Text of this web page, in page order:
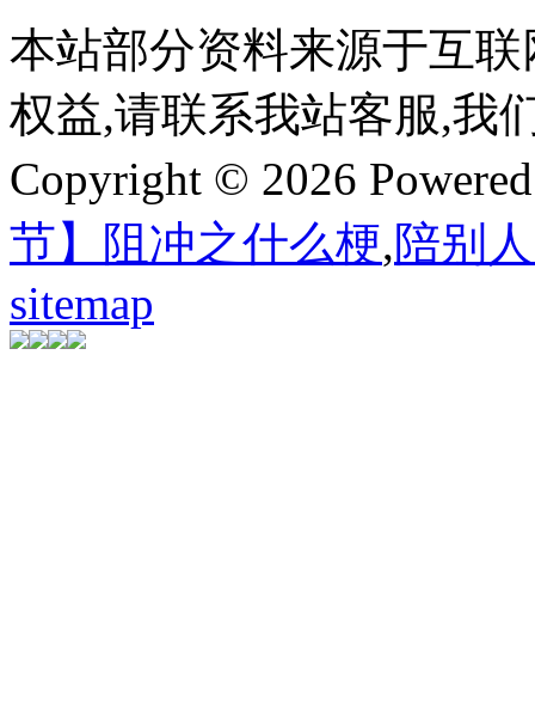
本站部分资料来源于互
权益,请联系我站客服,我
Copyright © 2026
节】阻冲之什么梗,陪别
sitemap